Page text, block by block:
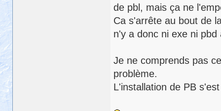
de pbl, mais ça ne
Ca s'arrête au bout de
n'y a donc ni exe ni
Je ne comprends pas
problème.
L'installation de PB